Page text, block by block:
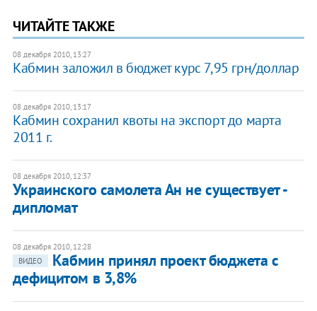
ЧИТАЙТЕ ТАКЖЕ
08 декабря 2010, 13:27
Кабмин заложил в бюджет курс 7,95 грн/доллар
08 декабря 2010, 13:17
Кабмин сохранил квоты на экспорт до марта
2011 г.
08 декабря 2010, 12:37
Украинского самолета Ан не существует -
дипломат
08 декабря 2010, 12:28
ВИДЕО
Кабмин принял проект бюджета с
дефицитом в 3,8%